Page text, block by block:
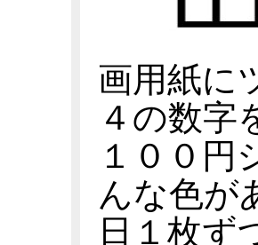
画用紙に
４の数字
１００円
んな色が
日１枚ず